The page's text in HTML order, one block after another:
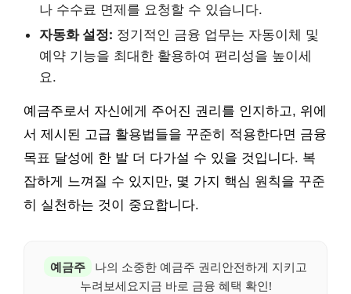
나 수수료 면제를 요청할 수 있습니다.
자동화 설정: 정기적인 금융 업무는 자동이체 및
예약 기능을 최대한 활용하여 편리성을 높이세
요.
예금주로서 자신에게 주어진 권리를 인지하고, 위에
서 제시된 고급 활용법들을 꾸준히 적용한다면 금융
목표 달성에 한 발 더 다가설 수 있을 것입니다. 복
잡하게 느껴질 수 있지만, 몇 가지 핵심 원칙을 꾸준
히 실천하는 것이 중요합니다.
예금주
나의 소중한 예금주 권리안전하게 지키고
누려보세요지금 바로 금융 혜택 확인!